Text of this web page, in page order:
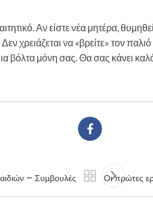
Αν είστε νέα μητέρα,
χρειάζεται να «βρείτε» τον
βόλτα μόνη σας. Θα σας κάνει
– Συμβουλές
Οι πρώτες